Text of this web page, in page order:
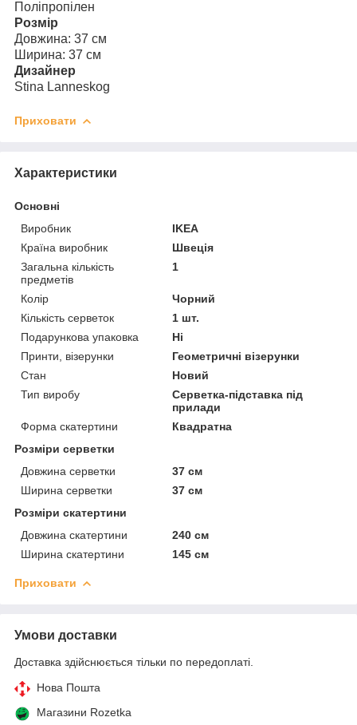
Поліпропілен
Розмір
Довжина: 37 см
Ширина: 37 см
Дизайнер
Stina Lanneskog
Приховати
Характеристики
Основні
Виробник
IKEA
Країна виробник
Швеція
Загальна кількість
предметів
1
Колір
Чорний
Кількість серветок
1 шт.
Подарункова упаковка
Ні
Принти, візерунки
Геометричні візерунки
Стан
Новий
Тип виробу
Серветка-підставка під
прилади
Форма скатертини
Квадратна
Розміри серветки
Довжина серветки
37 см
Ширина серветки
37 см
Розміри скатертини
Довжина скатертини
240 см
Ширина скатертини
145 см
Приховати
Умови доставки
Доставка здійснюється тільки по передоплаті.
Нова Пошта
Магазини Rozetka